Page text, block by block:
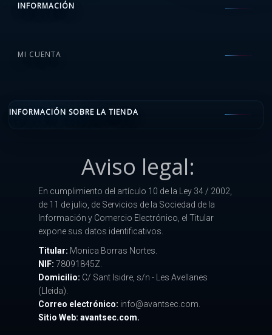
INFORMACIÓN
MI CUENTA
INFORMACIÓN SOBRE LA TIENDA
Aviso legal:
En cumplimiento del artículo 10 de la Ley 34 / 2002,
de 11 de julio, de Servicios de la Sociedad de la
Información y Comercio Electrónico, el Titular
expone sus datos identificativos.
Titular: Monica Borras Nortes.
NIF: 78091845Z.
Domicilio: C/ Sant Isidre, s/n - Les Avellanes
(Lleida).
Correo electrónico: info@avantsec.com.
Sitio Web: avantsec.com.